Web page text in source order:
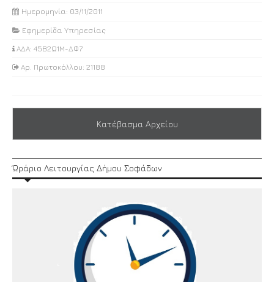
Ημερομηνία: 03/11/2011
Εφημερίδα Υπηρεσίας
ΑΔΑ: 45Β2Ω1Μ-ΔΦ7
Αρ. Πρωτοκόλλου: 21188
Κατέβασμα Αρχείου
Ώράριο Λειτουργίας Δήμου Σοφάδων